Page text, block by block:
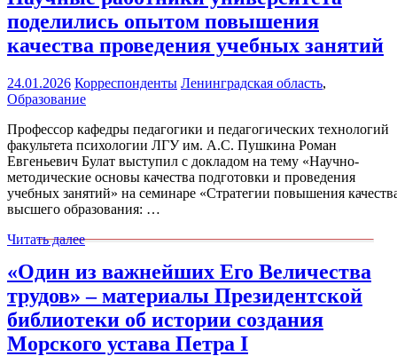
поделились опытом повышения
качества проведения учебных занятий
24.01.2026 Корреспонденты Ленинградская область,
Образование
Профессор кафедры педагогики и педагогических технологий
факультета психологии ЛГУ им. А.С. Пушкина Роман
Евгеньевич Булат выступил с докладом на тему «Научно-
методические основы качества подготовки и проведения
учебных занятий» на семинаре «Стратегии повышения
высшего образования: …
Читать далее
«Один из важнейших Его Величества
трудов» – материалы Президентской
библиотеки об истории создания
Морского устава Петра I